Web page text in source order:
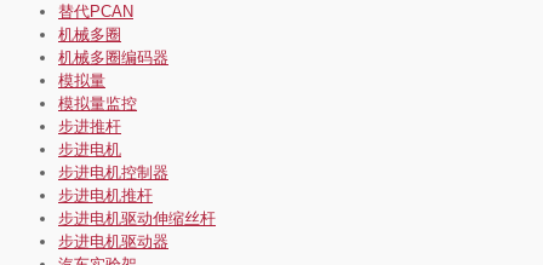
替代PCAN
机械多圈
机械多圈编码器
模拟量
模拟量监控
步进推杆
步进电机
步进电机控制器
步进电机推杆
步进电机驱动伸缩丝杆
步进电机驱动器